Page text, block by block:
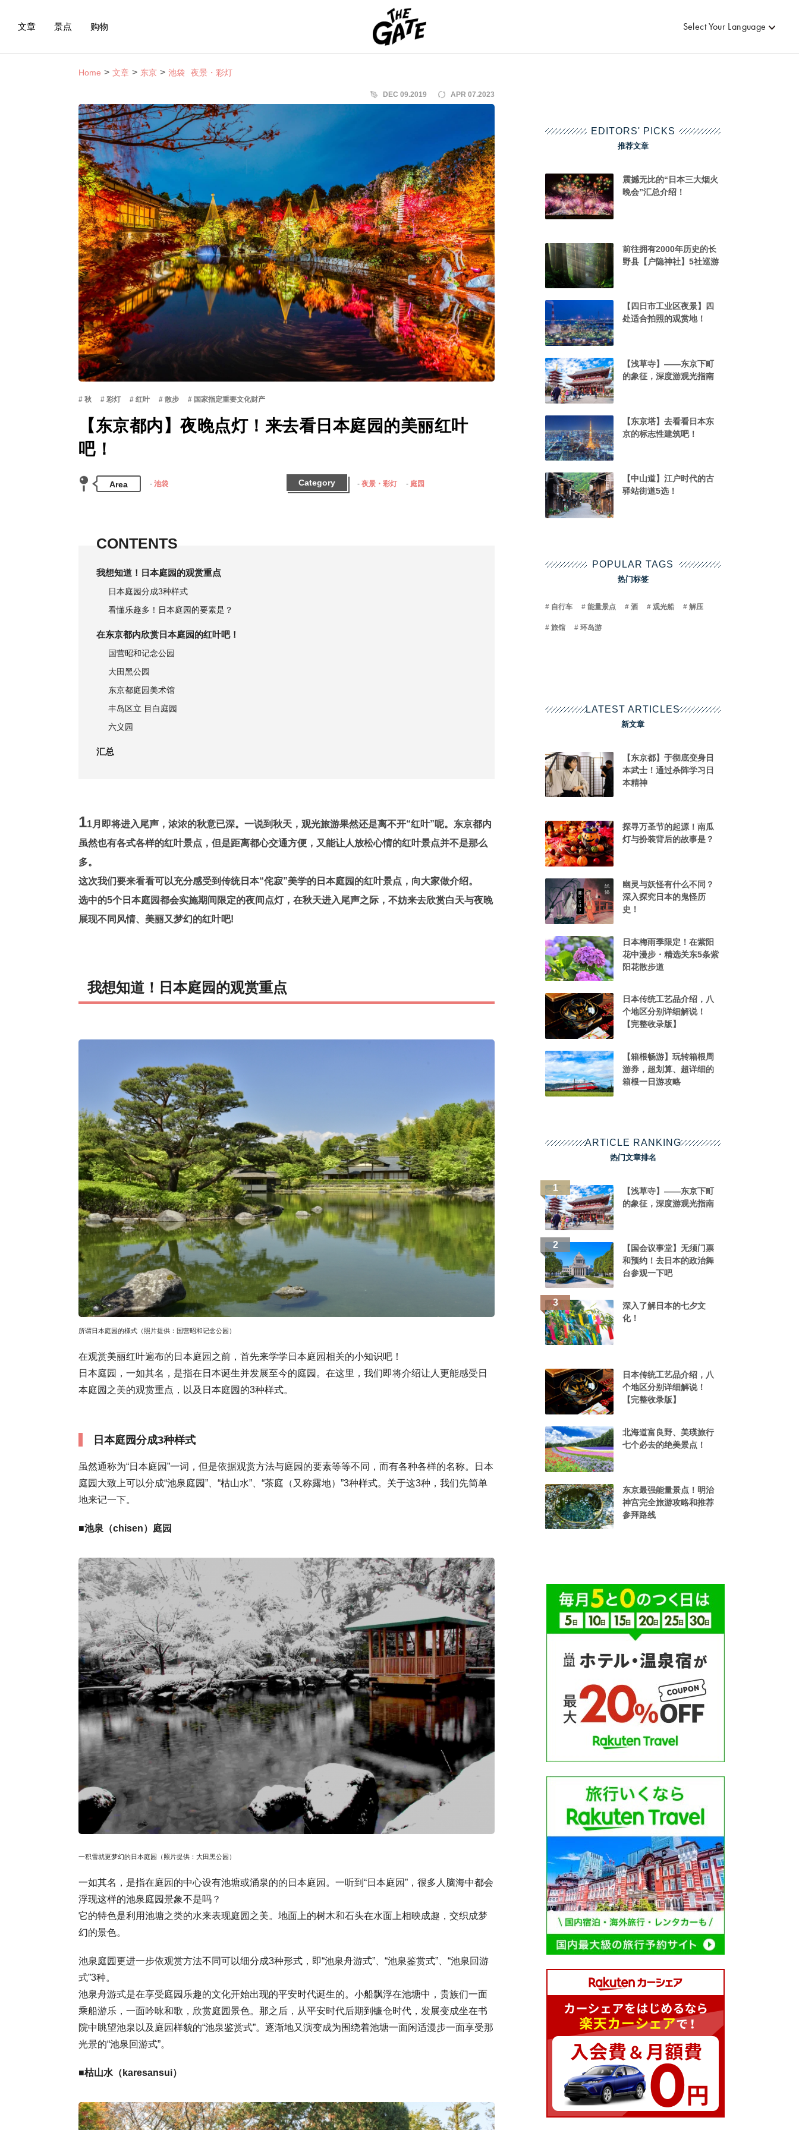
文章 景点 购物 Select Your Language
Home 文章 东京 池袋 夜景・彩灯
DEC 09.2019 APR 07.2023
秋 彩灯 红叶 散步 国家指定重要文化财产
【东京都内】夜晚点灯！来去看日本庭园的美丽红叶
吧！
Area 池袋 Category 夜景・彩灯 庭园
CONTENTS
我想知道！日本庭园的观赏重点
日本庭园分成3种样式
看懂乐趣多！日本庭园的要素是？
在东京都内欣赏日本庭园的红叶吧！
国营昭和记念公园
大田黑公园
东京都庭园美术馆
丰岛区立 目白庭园
六义园
汇总
11月即将进入尾声，浓浓的秋意已深。一说到秋天，观光旅游果然还是离不开“红叶”呢。东京都内
虽然也有各式各样的红叶景点，但是距离都心交通方便，又能让人放松心情的红叶景点并不是那么
多。
这次我们要来看看可以充分感受到传统日本“侘寂”美学的日本庭园的红叶景点，向大家做介绍。
选中的5个日本庭园都会实施期间限定的夜间点灯，在秋天进入尾声之际，不妨来去欣赏白天与夜晚
展现不同风情、美丽又梦幻的红叶吧!
我想知道！日本庭园的观赏重点
所谓日本庭园的様式（照片提供：国营昭和记念公园）
在观赏美丽红叶遍布的日本庭园之前，首先来学学日本庭园相关的小知识吧！
日本庭园，一如其名，是指在日本诞生并发展至今的庭园。在这里，我们即将介绍让人更能感受日
本庭园之美的观赏重点，以及日本庭园的3种样式。
日本庭园分成3种样式
虽然通称为“日本庭园”一词，但是依据观赏方法与庭园的要素等等不同，而有各种各样的名称。日本
庭园大致上可以分成“池泉庭园”、“枯山水”、“茶庭（又称露地）”3种样式。关于这3种，我们先简单
地来记一下。
■池泉（chisen）庭园
一积雪就更梦幻的日本庭园（照片提供：大田黑公园）
一如其名，是指在庭园的中心设有池塘或涌泉的的日本庭园。一听到“日本庭园”，很多人脑海中都会
浮现这样的池泉庭园景象不是吗？
它的特色是利用池塘之类的水来表现庭园之美。地面上的树木和石头在水面上相映成趣，交织成梦
幻的景色。
池泉庭园更进一步依观赏方法不同可以细分成3种形式，即“池泉舟游式”、“池泉鉴赏式”、“池泉回游
式”3种。
池泉舟游式是在享受庭园乐趣的文化开始出现的平安时代诞生的。小船飘浮在池塘中，贵族们一面
乘船游乐，一面吟咏和歌，欣赏庭园景色。那之后，从平安时代后期到镰仓时代，发展变成坐在书
院中眺望池泉以及庭园样貌的“池泉鉴赏式”。逐渐地又演变成为围绕着池塘一面闲适漫步一面享受那
光景的“池泉回游式”。
■枯山水（karesansui）
EDITORS' PICKS
推荐文章
震撼无比的“日本三大烟火
晚会”汇总介绍！
前往拥有2000年历史的长
野县【户隐神社】5社巡游
【四日市工业区夜景】四
处适合拍照的观赏地！
【浅草寺】——东京下町
的象征，深度游观光指南
【东京塔】去看看日本东
京的标志性建筑吧！
【中山道】江户时代的古
驿站街道5选！
POPULAR TAGS
热门标签
自行车 能量景点 酒 观光船 解压
旅馆 环岛游
LATEST ARTICLES
新文章
【东京都】于彻底变身日
本武士！通过杀阵学习日
本精神
探寻万圣节的起源！南瓜
灯与扮装背后的故事是？
幽灵与妖怪有什么不同？
深入探究日本的鬼怪历
史！
日本梅雨季限定！在紫阳
花中漫步・精选关东5条紫
阳花散步道
日本传统工艺品介绍，八
个地区分别详细解说！
【完整收录版】
【箱根畅游】玩转箱根周
游券，超划算、超详细的
箱根一日游攻略
ARTICLE RANKING
热门文章排名
【浅草寺】——东京下町
的象征，深度游观光指南
【国会议事堂】无须门票
和预约！去日本的政治舞
台参观一下吧
深入了解日本的七夕文
化！
日本传统工艺品介绍，八
个地区分别详细解说！
【完整收录版】
北海道富良野、美瑛旅行
七个必去的绝美景点！
东京最强能量景点！明治
神宫完全旅游攻略和推荐
参拜路线